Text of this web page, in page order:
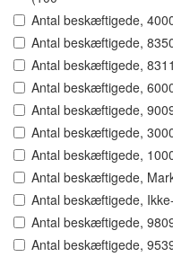
Antal beskæftigede,
Antal beskæftigede,
Antal beskæftigede,
Antal beskæftigede,
Antal beskæftigede,
Antal beskæftigede,
Antal beskæftigede,
Antal beskæftigede,
Antal beskæftigede,
Antal beskæftigede,
Antal beskæftigede,